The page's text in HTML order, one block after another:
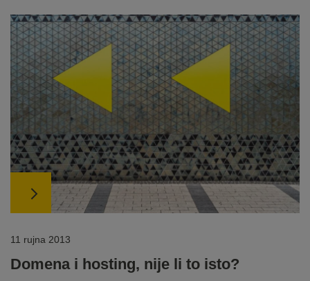
11 rujna 2013
Domena i hosting, nije li to isto?